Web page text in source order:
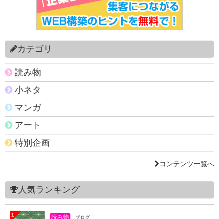
カテゴリ
読み物
小ネタ
マンガ
アート
特別企画
コンテンツ一覧へ
人気ランキング
1 読み物 ブログ